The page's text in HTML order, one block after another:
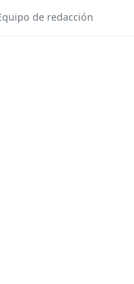
de redacción